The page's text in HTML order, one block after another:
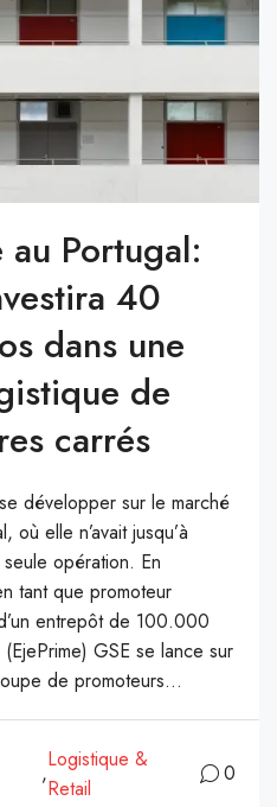
au Portugal:
40
dans une
de
carrés
développer sur le marché
elle n’avait jusqu’à
opération. En
tant que promoteur
entrepôt de 100.000
GSE se lance sur
de promoteurs...
,
Logistique &
Retail
0